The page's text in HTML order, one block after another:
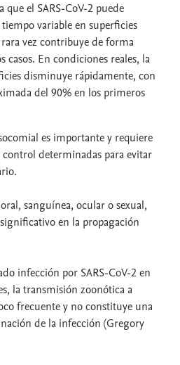
que el SARS-CoV-2 puede
variable en superficies
vez contribuye de forma
casos. En condiciones reales, la
disminuye rápidamente, con
del 90% en los primeros
es importante y requiere
determinadas para evitar
sanguínea, ocular o sexual,
en la propagación
infección por SARS-CoV-2 en
la transmisión zoonótica a
frecuente y no constituye una
de la infección (Gregory